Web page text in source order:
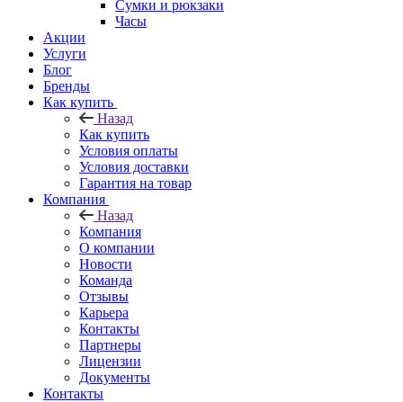
Сумки и рюкзаки
Часы
Акции
Услуги
Блог
Бренды
Как купить
Назад
Как купить
Условия оплаты
Условия доставки
Гарантия на товар
Компания
Назад
Компания
О компании
Новости
Команда
Отзывы
Карьера
Контакты
Партнеры
Лицензии
Документы
Контакты